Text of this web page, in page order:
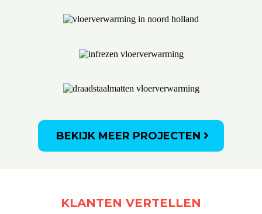
BEKIJK MEER PROJECTEN
KLANTEN VERTELLEN